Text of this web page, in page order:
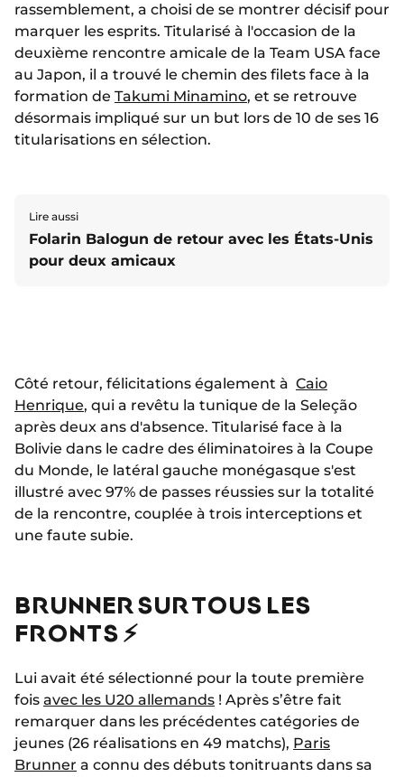
rassemblement, a choisi de se montrer décisif pour
marquer les esprits. Titularisé à l'occasion de la
deuxième rencontre amicale de la Team USA face
au Japon, il a trouvé le chemin des filets face à la
formation de Takumi Minamino, et se retrouve
désormais impliqué sur un but lors de 10 de ses 16
titularisations en sélection.
Lire aussi
Folarin Balogun de retour avec les États-Unis
pour deux amicaux
Côté retour, félicitations également à Caio
Henrique, qui a revêtu la tunique de la Seleção
après deux ans d'absence. Titularisé face à la
Bolivie dans le cadre des éliminatoires à la Coupe
du Monde, le latéral gauche monégasque s'est
illustré avec 97% de passes réussies sur la totalité
de la rencontre, couplée à trois interceptions et
une faute subie.
BRUNNER SUR TOUS LES
FRONTS ⚡
Lui avait été sélectionné pour la toute première
fois avec les U20 allemands ! Après s’être fait
remarquer dans les précédentes catégories de
jeunes (26 réalisations en 49 matchs), Paris
Brunner a connu des débuts tonitruants dans sa